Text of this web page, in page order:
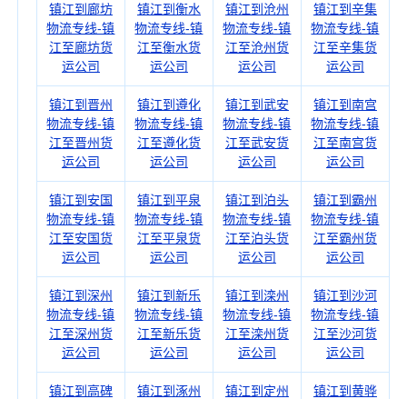
镇江到廊坊
物流专线-镇
江至廊坊货
运公司
镇江到衡水
物流专线-镇
江至衡水货
运公司
镇江到沧州
物流专线-镇
江至沧州货
运公司
镇江到辛集
物流专线-镇
江至辛集货
运公司
镇江到晋州
物流专线-镇
江至晋州货
运公司
镇江到遵化
物流专线-镇
江至遵化货
运公司
镇江到武安
物流专线-镇
江至武安货
运公司
镇江到南宫
物流专线-镇
江至南宫货
运公司
镇江到安国
物流专线-镇
江至安国货
运公司
镇江到平泉
物流专线-镇
江至平泉货
运公司
镇江到泊头
物流专线-镇
江至泊头货
运公司
镇江到霸州
物流专线-镇
江至霸州货
运公司
镇江到深州
物流专线-镇
江至深州货
运公司
镇江到新乐
物流专线-镇
江至新乐货
运公司
镇江到滦州
物流专线-镇
江至滦州货
运公司
镇江到沙河
物流专线-镇
江至沙河货
运公司
镇江到高碑
镇江到涿州
镇江到定州
镇江到黄骅